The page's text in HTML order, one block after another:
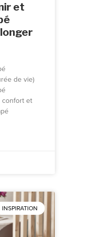
et
de vie)
confort et
INSPIRATION